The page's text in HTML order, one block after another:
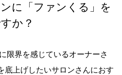
に「ファンくる」を
か？
限界を感じているオーナーさ
底上げしたいサロンさんにおす